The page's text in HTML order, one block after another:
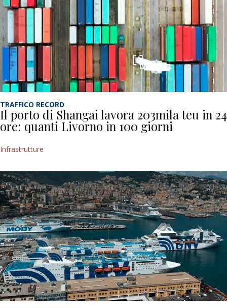
TRAFFICO RECORD
Il porto di Shangai lavora 203mila teu in 24
ore: quanti Livorno in 100 giorni
Infrastrutture